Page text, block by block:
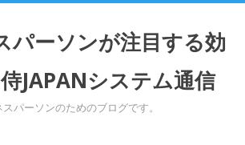
パーソンが注目する効
JAPANシステム通信
スパーソンのためのブログです。